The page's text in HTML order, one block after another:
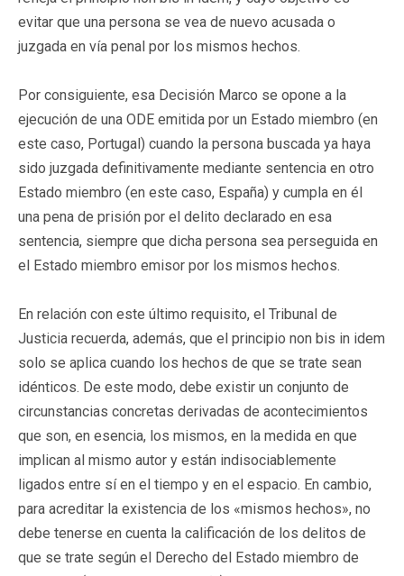
evitar que una persona se vea de nuevo acusada o
juzgada en vía penal por los mismos hechos.
Por consiguiente, esa Decisión Marco se opone a la
ejecución de una ODE emitida por un Estado miembro (en
este caso, Portugal) cuando la persona buscada ya haya
sido juzgada definitivamente mediante sentencia en otro
Estado miembro (en este caso, España) y cumpla en él
una pena de prisión por el delito declarado en esa
sentencia, siempre que dicha persona sea perseguida en
el Estado miembro emisor por los mismos hechos.
En relación con este último requisito, el Tribunal de
Justicia recuerda, además, que el principio non bis in idem
solo se aplica cuando los hechos de que se trate sean
idénticos. De este modo, debe existir un conjunto de
circunstancias concretas derivadas de acontecimientos
que son, en esencia, los mismos, en la medida en que
implican al mismo autor y están indisociablemente
ligados entre sí en el tiempo y en el espacio. En cambio,
para acreditar la existencia de los «mismos hechos», no
debe tenerse en cuenta la calificación de los delitos de
que se trate según el Derecho del Estado miembro de